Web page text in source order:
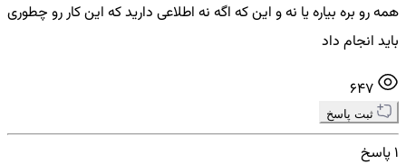
همه رو بره بیاره یا نه و این که اگه نه اطلاعی دارید که این کار رو چطوری
باید انجام داد
ثبت پاسخ
1 پاسخ